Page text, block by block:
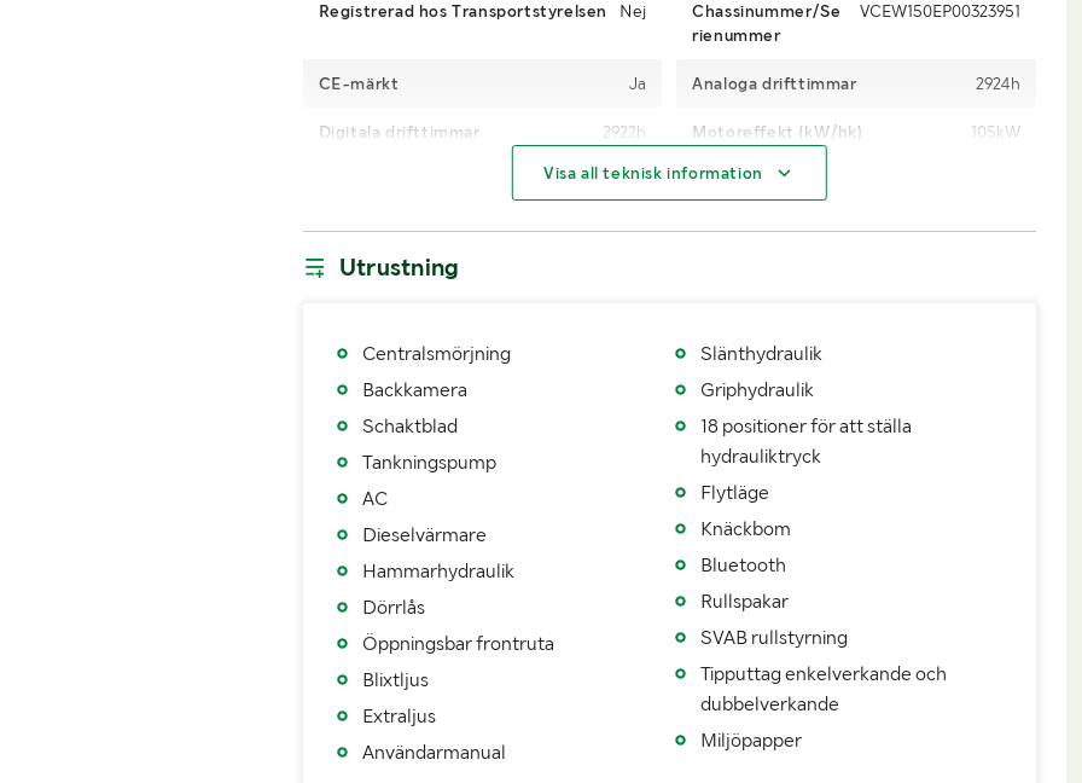
Registrerad hos Transportstyrelsen Nej
Chassinummer/Se
rienummer
VCEW150EP00323951
CE-märkt Ja Analoga drifttimmar 2924h
Digitala drifttimmar 2922h Motoreffekt (kW/hk) 105kW
Diesel AdBlue
Typ av
Miljöolja Volvos Mendo
Däckfabrikat Trelleborg
Antal nycklar Besiktigad till och med
Vikt (kg) Bredd (m)
Visa all teknisk information
Utrustning
Centralsmörjning
Backkamera
Schaktblad
Tankningspump
AC
Dieselvärmare
Hammarhydraulik
Dörrlås
Öppningsbar frontruta
Blixtljus
Extraljus
Användarmanual
Slänthydraulik
Griphydraulik
18 positioner för att ställa
hydrauliktryck
Flytläge
Knäckbom
Bluetooth
Rullspakar
SVAB rullstyrning
Tipputtag enkelverkande och
dubbelverkande
Miljöpapper